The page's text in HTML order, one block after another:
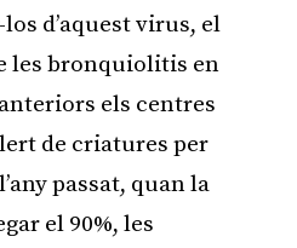
d’aquest virus, el
les bronquiolitis en
els centres
de criatures per
passat, quan la
el 90%, les